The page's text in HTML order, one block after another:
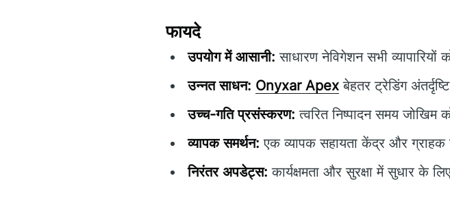
फायदे
उपयोग में आसानी: साधारण नेविगेशन सभी व्यापारियों
उन्नत साधन: Onyxar Apex बेहतर ट्रेडिंग
उच्च-गति प्रसंस्करण: त्वरित निष्पादन समय जोखिम
व्यापक समर्थन: एक व्यापक सहायता केंद्र और ग्राहक
निरंतर अपडेट्स: कार्यक्षमता और सुरक्षा में सुधार के